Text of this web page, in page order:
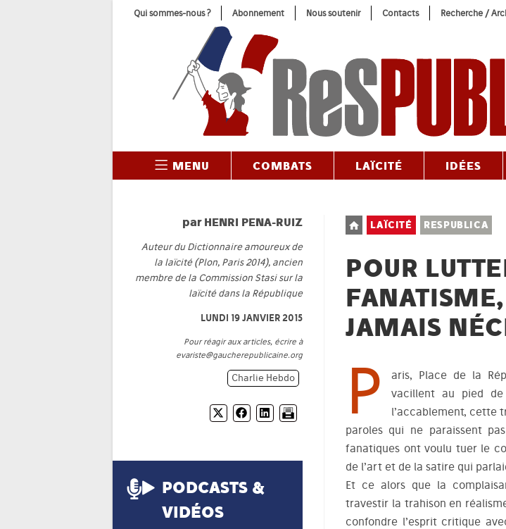
Qui sommes-nous ? Abonnement Nous soutenir Contacts Recherche /
MENU COMBATS LAÏCITÉ IDÉES
Post
category:
LAÏCITÉ RESPUBLICA
POUR
JAMAIS
P
aris, Place de la
vacillent au pied
l’accablement, cette
paroles qui ne paraissent
fanatiques ont voulu tuer le
de l’art et de la satire qui
Et ce alors que la
travestir la trahison en
confondre l’esprit critique
par HENRI PENA-RUIZ
Auteur du Dictionnaire amoureux de
la laïcité (Plon, Paris 2014), ancien
membre de la Commission Stasi sur la
laïcité dans la République
LUNDI 19 JANVIER 2015
Pour réagir aux articles, écrire à
evariste@gaucherepublicaine.org
Charlie Hebdo
PODCASTS &
VIDÉOS